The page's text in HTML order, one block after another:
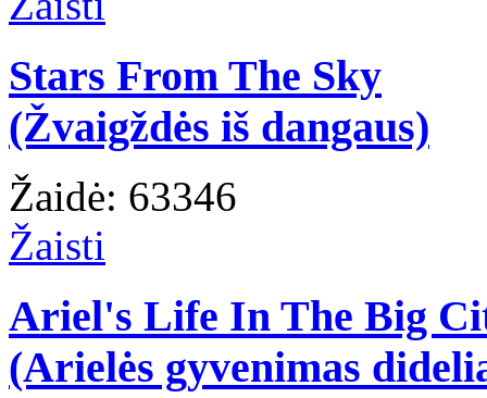
Stars From The Sky
(Žvaigždės iš dangaus)
Žaidė: 63346
Žaisti
Ariel's Life In The Big
(Arielės gyvenimas